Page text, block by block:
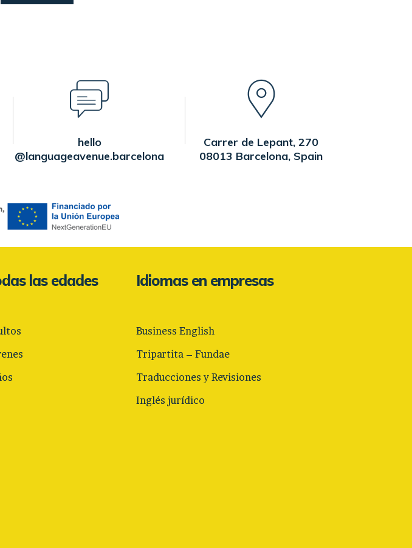
hello
@languageavenue.barcelona
Carrer de Lepant, 270
08013 Barcelona, Spain
las edades Idiomas en empresas
Business English
Tripartita – Fundae
Traducciones y Revisiones
Inglés jurídico